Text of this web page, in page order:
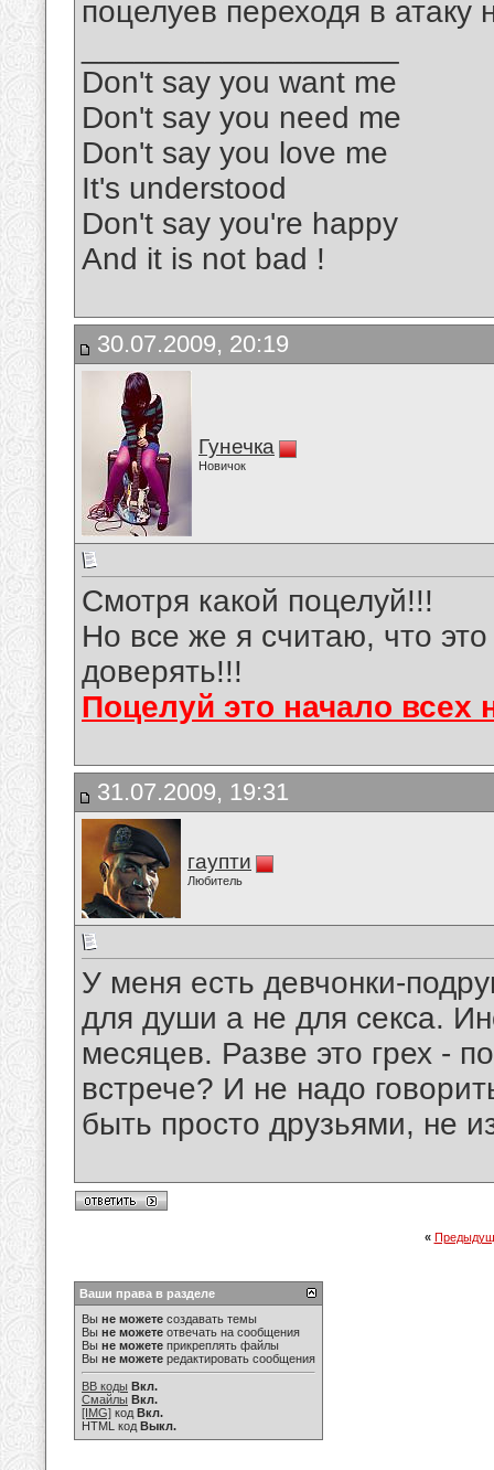
поцелуев переходя в атаку
Don't say you want me
Don't say you need me
Don't say you love me
It's understood
Don't say you're happy
And it is not bad !
30.07.2009, 20:19
Гунечка
Новичок
Смотря какой поцелуй!!!
Но все же я считаю, что
доверять!!!
Поцелуй это начало всех
31.07.2009, 19:31
гаупти
Любитель
У меня есть девчонки-
для души а не для секса.
месяцев. Разве это грех -
встрече? И не надо
быть просто друзьями, не
«
Ваши права в разделе
Вы не можете создавать темы
Вы не можете отвечать на сообщения
Вы не можете прикреплять файлы
Вы не можете редактировать сообщения
BB коды Вкл.
Смайлы Вкл.
[IMG] код Вкл.
HTML код Выкл.